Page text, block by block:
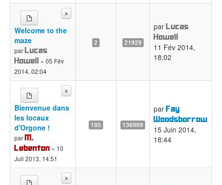
Welcome to the
maze
parLucas
Howell » 05 Fév
2014, 02:04
2 21929
par Lucas
Howell
11 Fév 2014,
18:02
Bienvenue dans
les locaux
d'Orgone !
parM.
Lebenton » 10
Juil 2013, 14:51
185 136909
par Fay
Woodsborrow
15 Juin 2014,
18:44